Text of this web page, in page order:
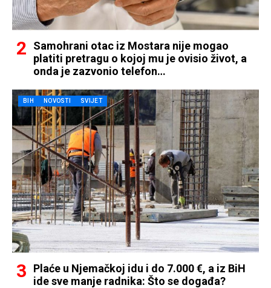
Samohrani otac iz Mostara nije mogao
platiti pretragu o kojoj mu je ovisio život, a
onda je zazvonio telefon…
BIH NOVOSTI SVIJET
Plaće u Njemačkoj idu i do 7.000 €, a iz BiH
ide sve manje radnika: Što se događa?